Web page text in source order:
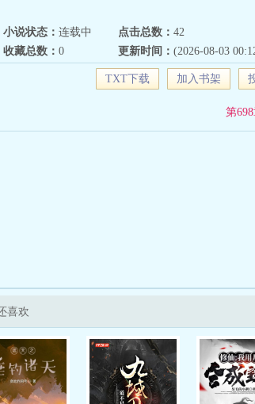
小说状态： 连载中 点击总数： 42
收藏总数： 0 更新时间： (2026-08-03
TXT下载 加入书架
第
喜欢